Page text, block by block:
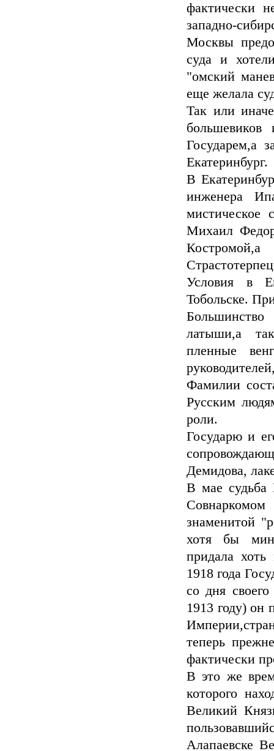
фактически
западно-
Москвы
суда и
"омский
еще желала
Так или
Государем,а
Екатеринбург.
В
инженера
Михаил
Условия в
Тобольске.
латыши,а
пленные
Фамилии
Русским
роли.
Государю и
Демидова,
В мае судьба
знаменитой
хотя бы
придала
1918 года
со дня
1913 году) он
теперь
фактически
В это же
которого
Великий
Алапаевске